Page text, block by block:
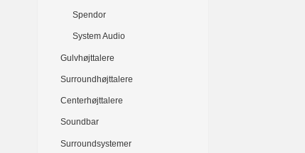
Spendor
System Audio
Gulvhøjttalere
Surroundhøjttalere
Centerhøjttalere
Soundbar
Surroundsystemer